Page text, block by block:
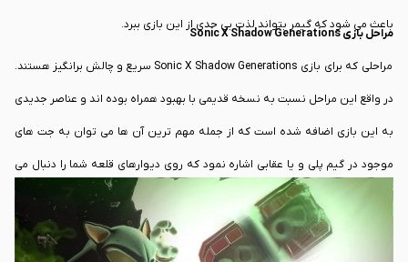
باعث می شود که گیمر بتواند لذت بی حدی از این بازی ببرد.
مراحل بازی Sonic X Shadow Generations
مراحلی که برای بازی Sonic X Shadow Generations سریع و چالش برانگیز هستند.
در واقع این مراحل نسبت به نسخه قدیمی با بهبود همراه بوده اند و عناصر جدیدی
به این بازی اضافه شده است که از جمله مهم ترین آن ها می توان به جت های
موجود در گیم پلی و یا عقابی اشاره نمود که روی دیوارهای قلعه شما را دنبال می
بازی Sonic X Shadow Generations نسبت به نسخه قبلی با مراحل جدید و جذاب